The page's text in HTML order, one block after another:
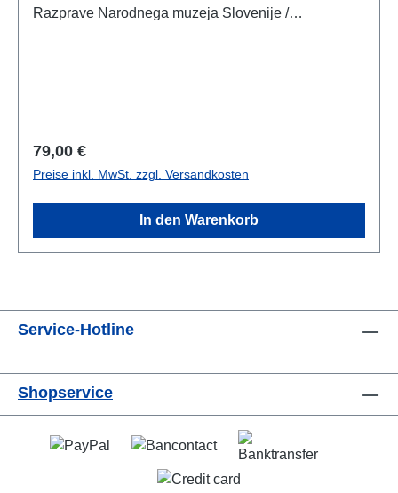
Razprave Narodnega muzeja Slovenije /
Regulärer Preis:
79,00 €
Preise inkl. MwSt. zzgl. Versandkosten
In den Warenkorb
Service-Hotline
Shopservice